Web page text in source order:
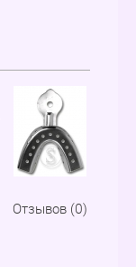
Отзывов (0)